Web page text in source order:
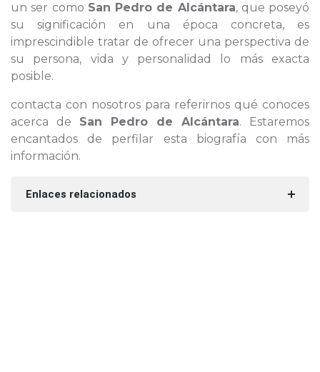
un ser como San Pedro de Alcántara, que poseyó
su significación en una época concreta, es
imprescindible tratar de ofrecer una perspectiva de
su persona, vida y personalidad lo más exacta
posible.
contacta con nosotros para referirnos qué conoces
acerca de San Pedro de Alcántara. Estaremos
encantados de perfilar esta biografía con más
información.
Enlaces relacionados